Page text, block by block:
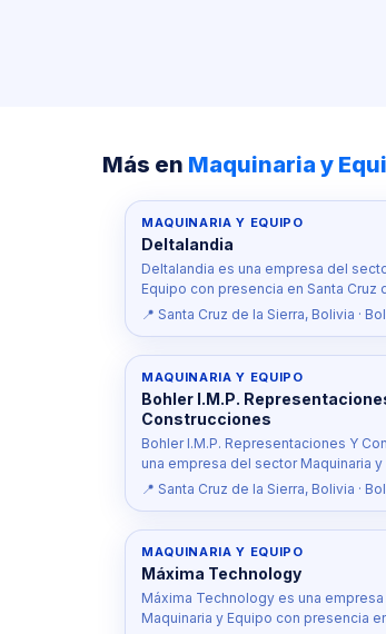
Más en Maquinaria y
MAQUINARIA Y EQUIPO
Deltalandia
Deltalandia es una empresa del
Equipo con presencia en Santa Cruz
📍 Santa Cruz de la Sierra, Bolivia ·
MAQUINARIA Y EQUIPO
Bohler I.M.P.
Construcciones
Bohler I.M.P. Representaciones Y
una empresa del sector Maquinaria
📍 Santa Cruz de la Sierra, Bolivia ·
MAQUINARIA Y EQUIPO
Máxima Technology
Máxima Technology es una
Maquinaria y Equipo con presencia